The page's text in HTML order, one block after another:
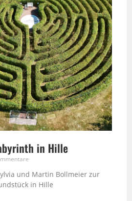
in Hille
und Martin Bollmeier zur
in Hille